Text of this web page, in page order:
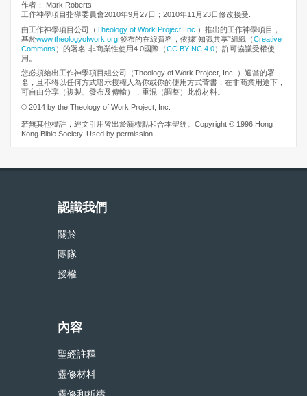
作者： Mark Roberts
工作神學項目指導委員會2010年9月27日；2010年11月23日修改接受.
由工作神學項目公司（Theology of Work Project, Inc. ）推出的工作神學項目，
基於www.theologyofwork.org 發布的在線資料，依據“知識共享”組織（Creative
Commons ）的署名-非商業性使用4.0國際（CC BY-NC 4.0）許可協議受權使
用。
您必須給出工作神學項目組公司（Theology of Work Project, Inc.,）適當的署
名，且不得以任何方式暗示授權人為你或你的使用方式背書，在非商業用途下，
可自由分享（複製、發布及傳輸），重混（調整）此份材料。
© 2014 by the Theology of Work Project, Inc.
若無其他標註，經文引用皆出於新標點和合本聖經。Copyright © 1996 Hong
Kong Bible Society. Used by permission
認識我們
關於
團隊
授權
內容
聖經註釋
靈修材料